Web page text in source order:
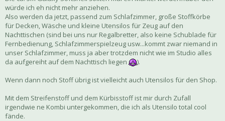
würde ich eh nicht mehr anziehen.
Also werden da jetzt, passend zum Schlafzimmer, große Stoffkörbe
für Decken, Wäsche und kleine Utensilos für Zeug auf den
Nachttischen (sind bei uns nur Regalbretter, also keine Schublade für
Fernbedienung, Schlafzimmerspielzeug usw...kommt zwar niemand in
unser Schlafzimmer, muss ja aber trotzdem nicht wie im Studio alles
da aufgereiht auf dem Nachttisch liegen
).
Wenn dann noch Stoff übrig ist vielleicht auch Utensilos für den Shop.
Mit dem Streifenstoff und dem Kürbisstoff ist mir durch Zufall
irgendwie ne Kombi untergekommen, die ich als Utensilo total cool
fände.